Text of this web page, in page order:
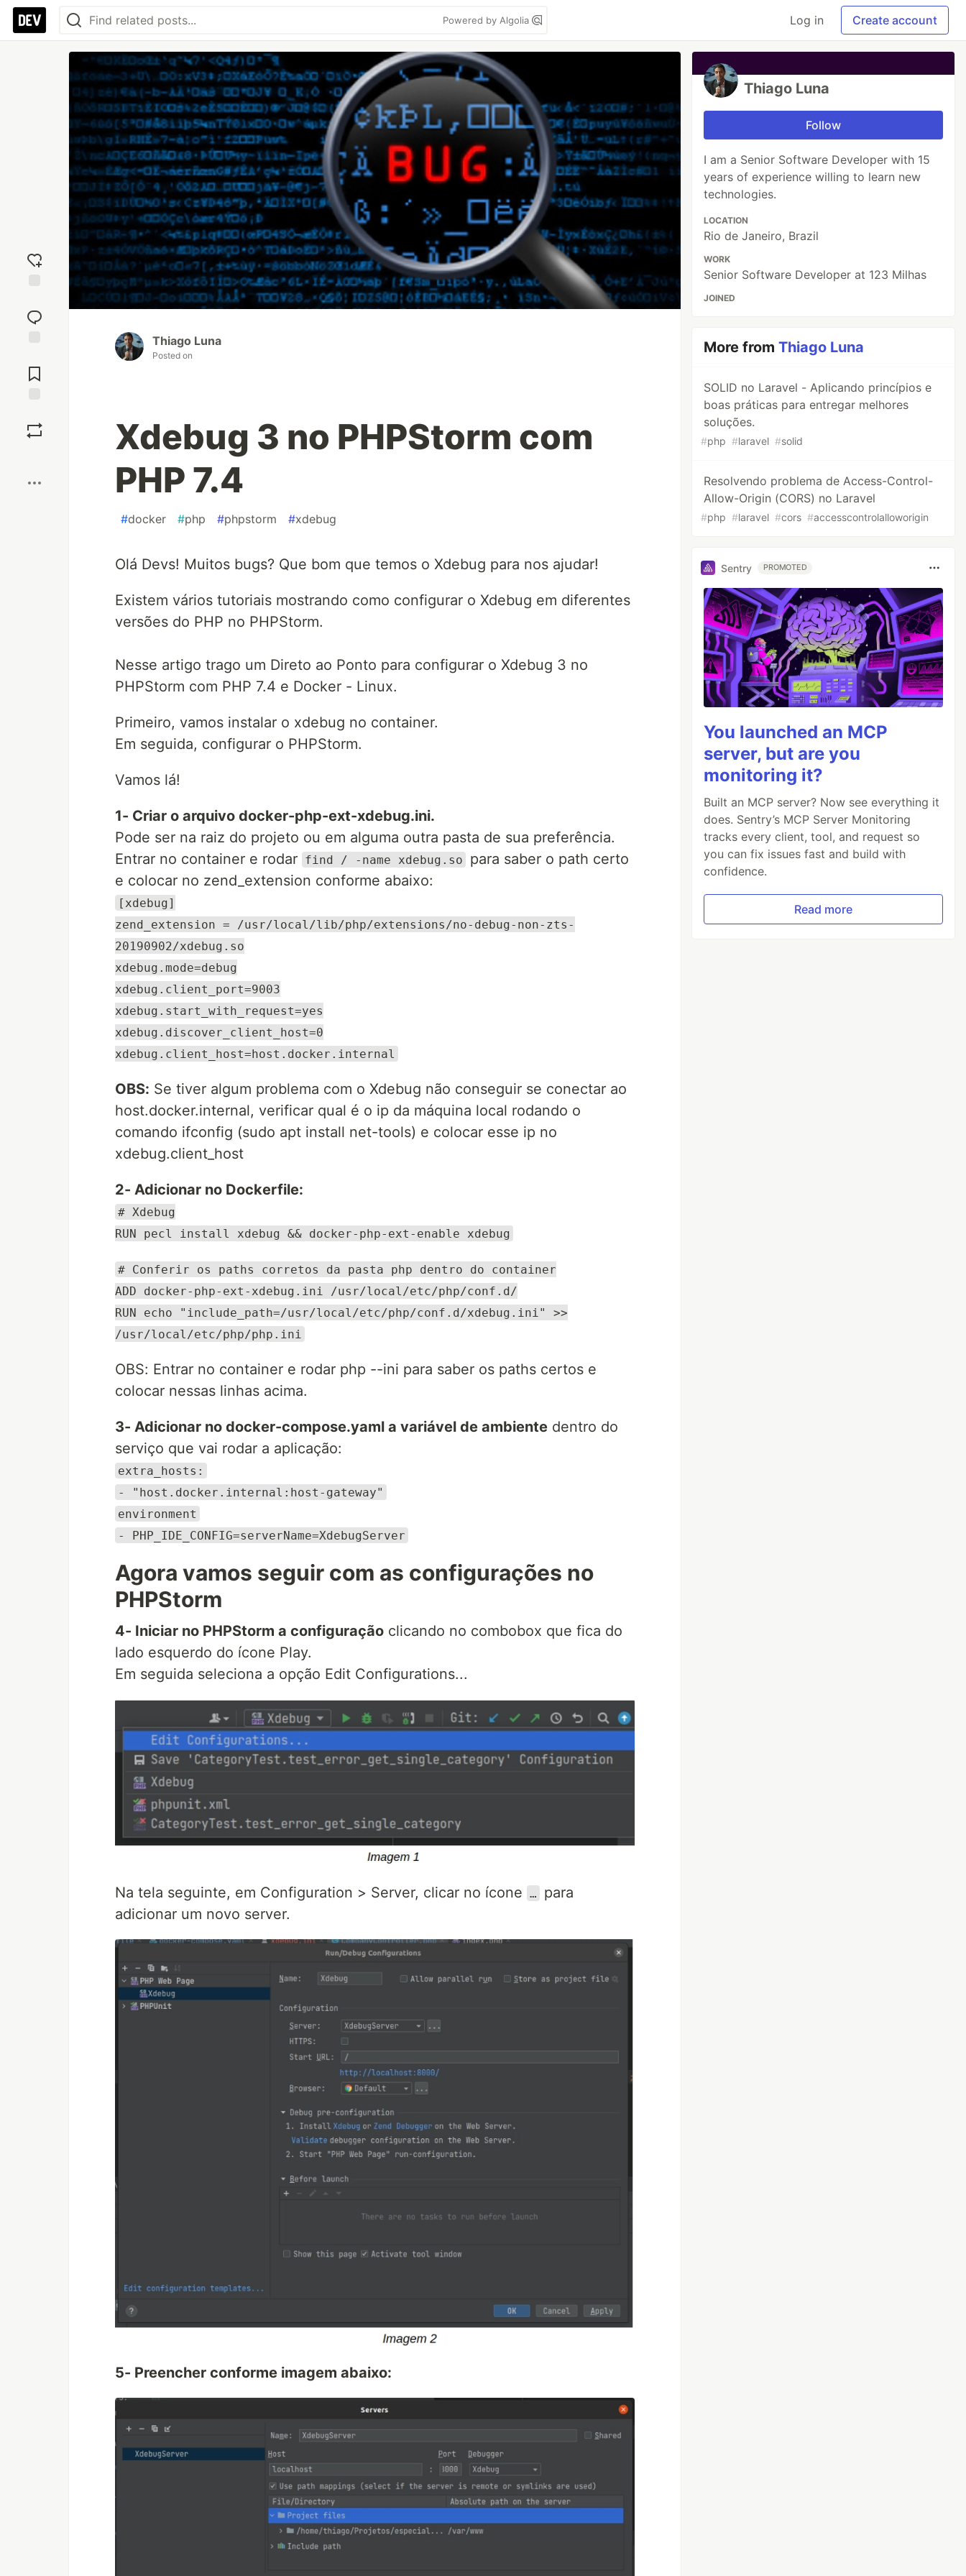
Powered by Algolia Log in Create account
reaction
Comments
Thiago Luna
Posted on
Xdebug 3 no PHPStorm com
PHP 7.4
#docker #php #phpstorm #xdebug
Olá Devs! Muitos bugs? Que bom que temos o Xdebug para nos ajudar!
Existem vários tutoriais mostrando como configurar o Xdebug em diferentes
versões do PHP no PHPStorm.
Nesse artigo trago um Direto ao Ponto para configurar o Xdebug 3 no
PHPStorm com PHP 7.4 e Docker - Linux.
Primeiro, vamos instalar o xdebug no container.
Em seguida, configurar o PHPStorm.
Vamos lá!
1- Criar o arquivo docker-php-ext-xdebug.ini.
Pode ser na raiz do projeto ou em alguma outra pasta de sua preferência.
Entrar no container e rodar find / -name xdebug.so
para saber o path certo
e colocar no zend_extension conforme abaixo:
[xdebug]
zend_extension = /usr/local/lib/php/extensions/no-debug-non-zts-
20190902/xdebug.so
xdebug.mode=debug
xdebug.client_port=9003
xdebug.start_with_request=yes
xdebug.discover_client_host=0
xdebug.client_host=host.docker.internal
OBS: Se tiver algum problema com o Xdebug não conseguir se conectar ao
host.docker.internal, verificar qual é o ip da máquina local rodando o
comando ifconfig (sudo apt install net-tools) e colocar esse ip no
xdebug.client_host
2- Adicionar no Dockerfile:
# Xdebug
RUN pecl install xdebug && docker-php-ext-enable xdebug
# Conferir os paths corretos da pasta php dentro do container
ADD docker-php-ext-xdebug.ini /usr/local/etc/php/conf.d/
RUN echo "include_path=/usr/local/etc/php/conf.d/xdebug.ini" >>
/usr/local/etc/php/php.ini
OBS: Entrar no container e rodar php --ini para saber os paths certos e
colocar nessas linhas acima.
3- Adicionar no docker-compose.yaml a variável de ambiente dentro do
serviço que vai rodar a aplicação:
extra_hosts:
- "host.docker.internal:host-gateway"
environment
- PHP_IDE_CONFIG=serverName=XdebugServer
Agora vamos seguir com as configurações no
PHPStorm
4- Iniciar no PHPStorm a configuração clicando no combobox que fica do
lado esquerdo do ícone Play.
Em seguida seleciona a opção Edit Configurations...
Na tela seguinte, em Configuration > Server, clicar no ícone …
para
adicionar um novo server.
5- Preencher conforme imagem abaixo:
Thiago Luna
Follow
I am a Senior Software Developer with 15
years of experience willing to learn new
technologies.
LOCATION
Rio de Janeiro, Brazil
WORK
Senior Software Developer at 123 Milhas
JOINED
More fromThiago Luna
SOLID no Laravel - Aplicando princípios e
boas práticas para entregar melhores
soluções.
#php #laravel #solid
Resolvendo problema de Access-Control-
Allow-Origin (CORS) no Laravel
#php #laravel #cors #accesscontrolalloworigin
Sentry PROMOTED
You launched an MCP
server, but are you
monitoring it?
Built an MCP server? Now see everything it
does. Sentry’s MCP Server Monitoring
tracks every client, tool, and request so
you can fix issues fast and build with
confidence.
Read more